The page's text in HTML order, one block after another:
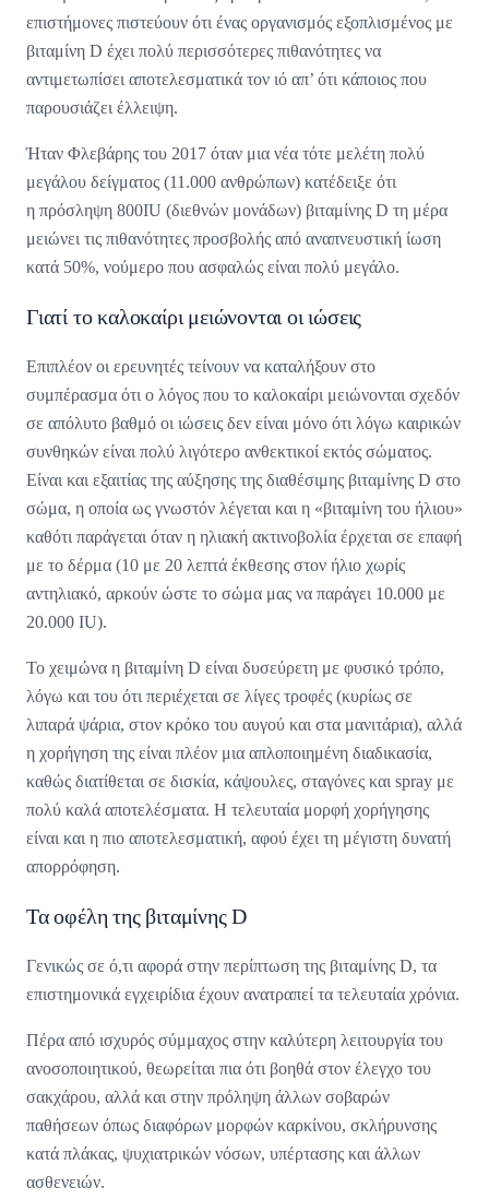
επιστήμονες πιστεύουν ότι ένας οργανισμός εξοπλισμένος με
βιταμίνη D έχει πολύ περισσότερες πιθανότητες να
αντιμετωπίσει αποτελεσματικά τον ιό απ’ ότι κάποιος που
παρουσιάζει έλλειψη.
Ήταν Φλεβάρης του 2017 όταν μια νέα τότε μελέτη πολύ
μεγάλου δείγματος (11.000 ανθρώπων) κατέδειξε ότι
η πρόσληψη 800IU (διεθνών μονάδων) βιταμίνης D τη μέρα
μειώνει τις πιθανότητες προσβολής από αναπνευστική ίωση
κατά 50%, νούμερο που ασφαλώς είναι πολύ μεγάλο.
Γιατί το καλοκαίρι μειώνονται οι ιώσεις
Επιπλέον οι ερευνητές τείνουν να καταλήξουν στο
συμπέρασμα ότι ο λόγος που το καλοκαίρι μειώνονται σχεδόν
σε απόλυτο βαθμό οι ιώσεις δεν είναι μόνο ότι λόγω καιρικών
συνθηκών είναι πολύ λιγότερο ανθεκτικοί εκτός σώματος.
Είναι και εξαιτίας της αύξησης της διαθέσιμης βιταμίνης D στο
σώμα, η οποία ως γνωστόν λέγεται και η «βιταμίνη του ήλιου»
καθότι παράγεται όταν η ηλιακή ακτινοβολία έρχεται σε επαφή
με το δέρμα (10 με 20 λεπτά έκθεσης στον ήλιο χωρίς
αντηλιακό, αρκούν ώστε το σώμα μας να παράγει 10.000 με
20.000 IU).
Το χειμώνα η βιταμίνη D είναι δυσεύρετη με φυσικό τρόπο,
λόγω και του ότι περιέχεται σε λίγες τροφές (κυρίως σε
λιπαρά ψάρια, στον κρόκο του αυγού και στα μανιτάρια), αλλά
η χορήγηση της είναι πλέον μια απλοποιημένη διαδικασία,
καθώς διατίθεται σε δισκία, κάψουλες, σταγόνες και spray με
πολύ καλά αποτελέσματα. H τελευταία μορφή χορήγησης
είναι και η πιο αποτελεσματική, αφού έχει τη μέγιστη δυνατή
απορρόφηση.
Τα οφέλη της βιταμίνης D
Γενικώς σε ό,τι αφορά στην περίπτωση της βιταμίνης D, τα
επιστημονικά εγχειρίδια έχουν ανατραπεί τα τελευταία χρόνια.
Πέρα από ισχυρός σύμμαχος στην καλύτερη λειτουργία του
ανοσοποιητικού, θεωρείται πια ότι βοηθά στον έλεγχο του
σακχάρου, αλλά και στην πρόληψη άλλων σοβαρών
παθήσεων όπως διαφόρων μορφών καρκίνου, σκλήρυνσης
κατά πλάκας, ψυχιατρικών νόσων, υπέρτασης και άλλων
ασθενειών.